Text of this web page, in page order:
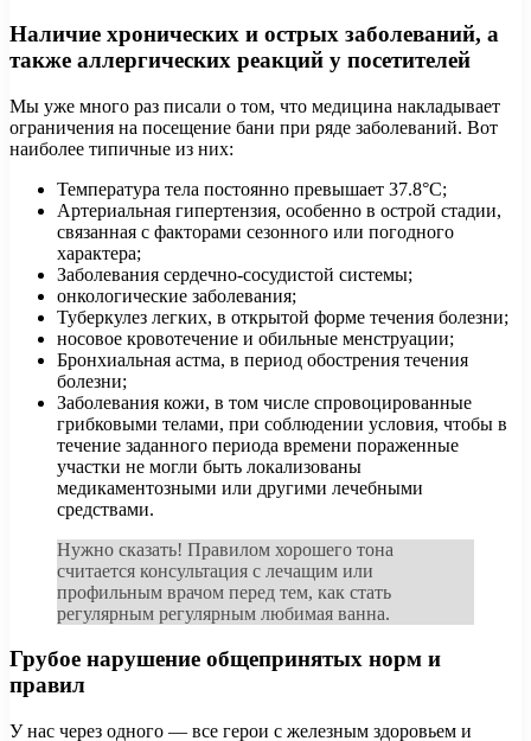
Наличие хронических и острых заболеваний, а
также аллергических реакций у посетителей
Мы уже много раз писали о том, что медицина накладывает
ограничения на посещение бани при ряде заболеваний. Вот
наиболее типичные из них:
Температура тела постоянно превышает 37.8°С;
Артериальная гипертензия, особенно в острой стадии,
связанная с факторами сезонного или погодного
характера;
Заболевания сердечно-сосудистой системы;
онкологические заболевания;
Туберкулез легких, в открытой форме течения болезни;
носовое кровотечение и обильные менструации;
Бронхиальная астма, в период обострения течения
болезни;
Заболевания кожи, в том числе спровоцированные
грибковыми телами, при соблюдении условия, чтобы в
течение заданного периода времени пораженные
участки не могли быть локализованы
медикаментозными или другими лечебными
средствами.
Нужно сказать! Правилом хорошего тона
считается консультация с лечащим или
профильным врачом перед тем, как стать
регулярным регулярным любимая ванна.
Грубое нарушение общепринятых норм и
правил
У нас через одного — все герои с железным здоровьем и